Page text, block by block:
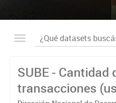
SUBE - Cantidad
transacciones